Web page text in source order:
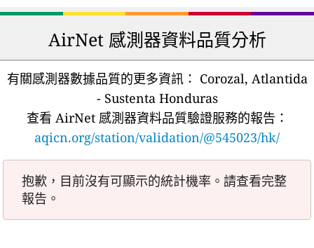
AirNet 感測器資料品質分析
有關感測器數據品質的更多資訊： Corozal, Atlantida
- Sustenta Honduras
查看 AirNet 感測器資料品質驗證服務的報告：
aqicn.org/station/validation/@545023/hk/
抱歉，目前沒有可顯示的統計機率。請查看完整
報告。